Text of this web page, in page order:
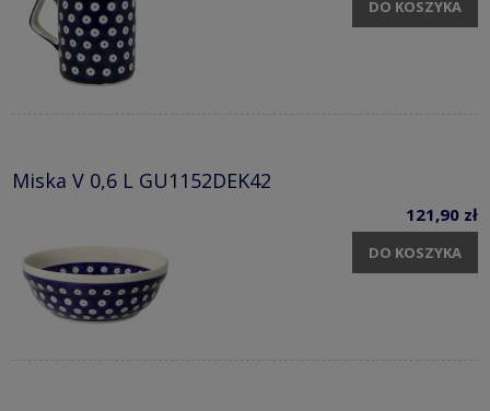
DO KOSZYKA
Miska V 0,6 L GU1152DEK42
121,90 zł
DO KOSZYKA